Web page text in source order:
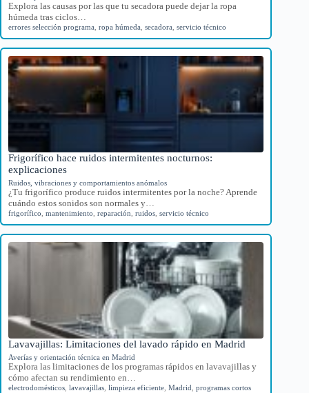
Explora las causas por las que tu secadora puede dejar la ropa
húmeda tras ciclos…
errores selección programa ropa húmeda secadora servicio técnico
Frigorífico hace ruidos intermitentes nocturnos:
explicaciones
Ruidos, vibraciones y comportamientos anómalos
¿Tu frigorífico produce ruidos intermitentes por la noche? Aprende
cuándo estos sonidos son normales y…
frigorífico mantenimiento reparación ruidos servicio técnico
Lavavajillas: Limitaciones del lavado rápido en Madrid
Averías y orientación técnica en Madrid
Explora las limitaciones de los programas rápidos en lavavajillas y
cómo afectan su rendimiento en…
electrodomésticos lavavajillas limpieza eficiente Madrid programas cortos